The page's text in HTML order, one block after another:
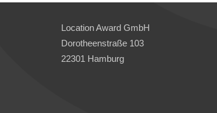
Location Award GmbH
Dorotheenstraße 103
22301 Hamburg